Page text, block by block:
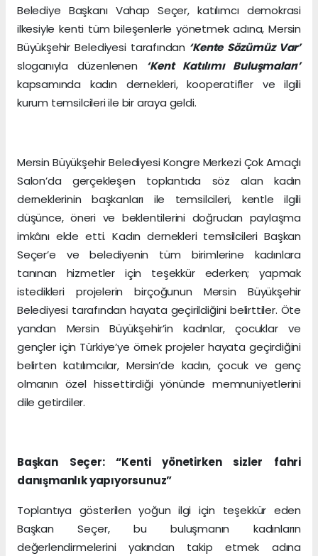
Belediye Başkanı Vahap Seçer, katılımcı demokrasi
ilkesiyle kenti tüm bileşenlerle yönetmek adına, Mersin
Büyükşehir Belediyesi tarafından ‘Kente Sözümüz Var’
sloganıyla düzenlenen ‘Kent Katılımı Buluşmaları’
kapsamında kadın dernekleri, kooperatifler ve ilgili
kurum temsilcileri ile bir araya geldi.
Mersin Büyükşehir Belediyesi Kongre Merkezi Çok Amaçlı
Salon’da gerçekleşen toplantıda söz alan kadın
derneklerinin başkanları ile temsilcileri, kentle ilgili
düşünce, öneri ve beklentilerini doğrudan paylaşma
imkânı elde etti. Kadın dernekleri temsilcileri Başkan
Seçer’e ve belediyenin tüm birimlerine kadınlara
tanınan hizmetler için teşekkür ederken; yapmak
istedikleri projelerin birçoğunun Mersin Büyükşehir
Belediyesi tarafından hayata geçirildiğini belirttiler. Öte
yandan Mersin Büyükşehir’in kadınlar, çocuklar ve
gençler için Türkiye’ye örnek projeler hayata geçirdiğini
belirten katılımcılar, Mersin’de kadın, çocuk ve genç
olmanın özel hissettirdiği yönünde memnuniyetlerini
dile getirdiler.
Başkan Seçer: “Kenti yönetirken sizler fahri
danışmanlık yapıyorsunuz”
Toplantıya gösterilen yoğun ilgi için teşekkür eden
Başkan Seçer, bu buluşmanın kadınların
değerlendirmelerini yakından takip etmek adına